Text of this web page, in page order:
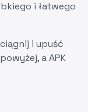
i łatwego
i upuść
a APK